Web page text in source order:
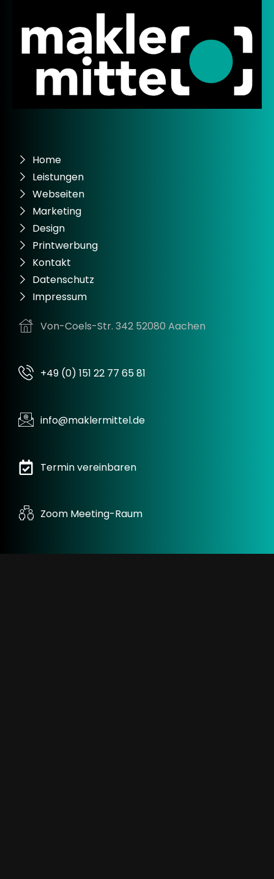
Home
Leistungen
Webseiten
Marketing
Design
Printwerbung
Kontakt
Datenschutz
Impressum
Von-Coels-Str. 342 52080 Aachen
+49 (0) 151 22 77 65 81
info@maklermittel.de
Termin vereinbaren
Zoom Meeting-Raum